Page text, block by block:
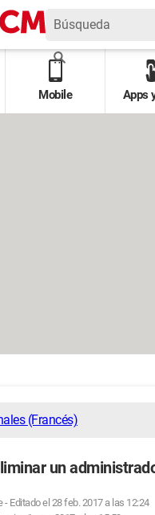
Mobile Apps
(Francés)
un
- Editado el 28 feb. 2017 a las 12:24